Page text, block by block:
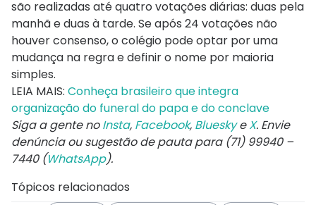
são realizadas até quatro votações diárias: duas pela
manhã e duas à tarde. Se após 24 votações não
houver consenso, o colégio pode optar por uma
mudança na regra e definir o nome por maioria
simples.
LEIA MAIS: Conheça brasileiro que integra
organização do funeral do papa e do conclave
Siga a gente noInsta, Facebook, BlueskyeX. Envie
denúncia ou sugestão de pauta para (71) 99940 –
7440 (WhatsApp).
Tópicos relacionados